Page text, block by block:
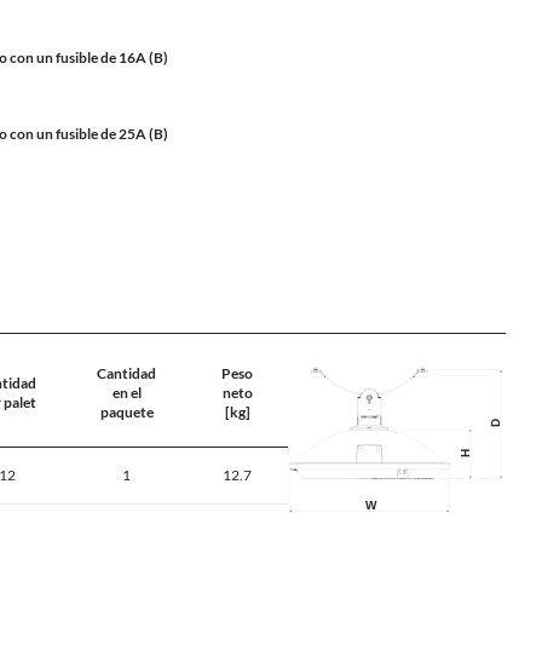
con un fusible de 16A (B)
con un fusible de 25A (B)
palet
Cantidad
en el
paquete
Peso
neto
[kg]
12 1 12.7